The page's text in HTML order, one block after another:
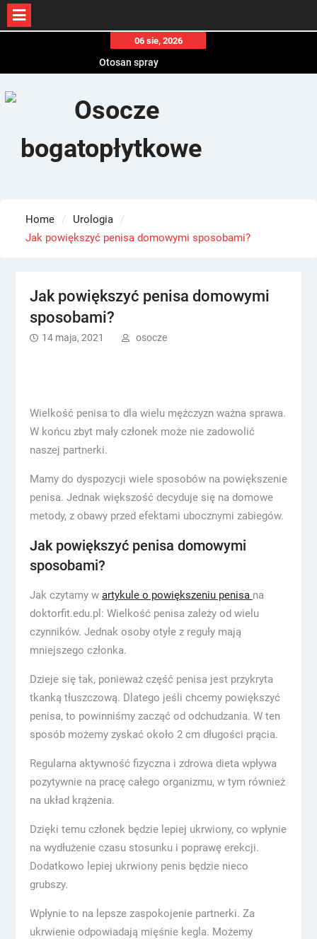
content
06 sie, 2026
Otosan spray
Korony
Home
Urologia
Jak powiększyć penisa domowymi sposobami?
Jak powiększyć penisa domowymi
sposobami?
14 maja, 2021 osocze
Wielkość penisa to dla wielu mężczyzn ważna sprawa.
W końcu zbyt mały członek może nie zadowolić
naszej partnerki.
Mamy do dyspozycji wiele sposobów na powiększenie
penisa. Jednak większość decyduje się na domowe
metody, z obawy przed efektami ubocznymi zabiegów.
Jak powiększyć penisa domowymi
sposobami?
Jak czytamy w artykule o powiększeniu penisa na
doktorfit.edu.pl: Wielkość penisa zależy od wielu
czynników. Jednak osoby otyłe z reguły mają
mniejszego członka.
Dzieje się tak, ponieważ część penisa jest przykryta
tkanką tłuszczową. Dlatego jeśli chcemy powiększyć
penisa, to powinniśmy zacząć od odchudzania. W ten
sposób możemy zyskać około 2 cm długości prącia.
Regularna aktywność fizyczna i zdrowa dieta wpływa
pozytywnie na pracę całego organizmu, w tym również
na układ krążenia.
Dzięki temu członek będzie lepiej ukrwiony, co wpłynie
na wydłużenie czasu stosunku i poprawę erekcji.
Dodatkowo lepiej ukrwiony penis będzie nieco
grubszy.
Wpłynie to na lepsze zaspokojenie partnerki. Za
ukrwienie odpowiadają mięśnie kegla. Możemy